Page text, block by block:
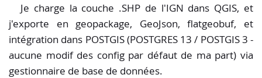
Je charge la couche .SHP de l'IGN dans QGIS, et
j'exporte en geopackage, GeoJson, flatgeobuf, et
intégration dans POSTGIS (POSTGRES 13 / POSTGIS 3 -
aucune modif des config par défaut de ma part) via
gestionnaire de base de données.